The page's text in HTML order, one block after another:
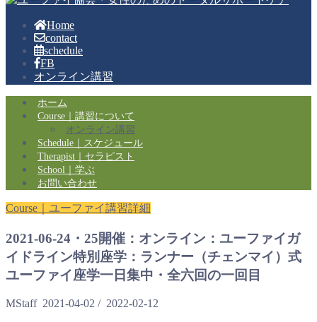
Home
contact
schedule
FB
オンライン講習
ホーム
Course｜講習について
オンライン講習
Schedule｜スケジュール
Therapist｜セラピスト
School｜学ぶ
お問い合わせ
Course｜ユーファイ講習詳細
2021-06-24・25開催：オンライン：ユーファイガ
イドライン特別座学：ランナー（チェンマイ）式
ユーファイ座学一日集中・全六回の一回目
MStaff 2021-04-02 / 2022-02-12